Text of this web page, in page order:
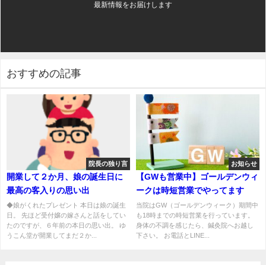
最新情報をお届けします
おすすめの記事
院長の独り言
開業して２か月、娘の誕生日に
最高の客入りの思い出
◆娘がくれたプレゼント 本日は娘の誕生
日。 先ほど受付嬢の嫁さんと話をしてい
たのですが、６年前の本日の思い出。 ゆ
うこん堂が開業してまだ２か...
お知らせ
【GWも営業中】ゴールデンウィ
ークは時短営業でやってます
当院はGW（ゴールデンウィーク）期間中
も18時までの時短営業を行っています。
身体の不調を感じたら、鍼灸院へお越し
下さい。 お電話とLINE...